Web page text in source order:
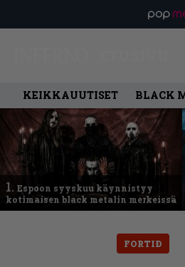
KEIKKAUUTISET BLACK
1. Espoon syyskuu käynnistyy
kotimaisen black metalin merkeissä
FORTIÐ